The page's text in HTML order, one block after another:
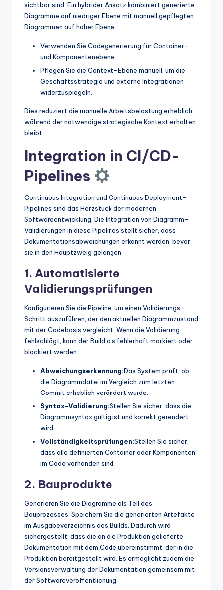
sichtbar sind. Ein hybrider Ansatz kombiniert generierte
Diagramme auf niedriger Ebene mit manuell gepflegten
Diagrammen auf hoher Ebene.
Verwenden Sie Codegenerierung für Container-
und Komponentenebene.
Pflegen Sie die Context-Ebene manuell, um die
Geschäftsstrategie und externe Integrationen
widerzuspiegeln.
Dies reduziert die manuelle Arbeitsbelastung erheblich,
während der notwendige strategische Kontext erhalten
bleibt.
Integration in CI/CD-
Pipelines
Continuous Integration und Continuous Deployment-
Pipelines sind das Herzstück der modernen
Softwareentwicklung. Die Integration von Diagramm-
Validierungen in diese Pipelines stellt sicher, dass
Dokumentationsabweichungen erkannt werden, bevor
sie in den Hauptzweig gelangen.
1. Automatisierte
Validierungsprüfungen
Konfigurieren Sie die Pipeline, um einen Validierungs-
Schritt auszuführen, der den aktuellen Diagrammzustand
mit der Codebasis vergleicht. Wenn die Validierung
fehlschlägt, kann der Build als fehlerhaft markiert oder
blockiert werden.
Abweichungserkennung:Das System prüft, ob
die Diagrammdatei im Vergleich zum letzten
Commit erheblich verändert wurde.
Syntax-Validierung:Stellen Sie sicher, dass die
Diagrammsyntax gültig ist und korrekt gerendert
wird.
Vollständigkeitsprüfungen:Stellen Sie sicher,
dass alle definierten Container oder Komponenten
im Code vorhanden sind.
2. Bauprodukte
Generieren Sie die Diagramme als Teil des
Bauprozesses. Speichern Sie die generierten Artefakte
im Ausgabeverzeichnis des Builds. Dadurch wird
sichergestellt, dass die an die Produktion gelieferte
Dokumentation mit dem Code übereinstimmt, der in die
Produktion bereitgestellt wird. Es ermöglicht zudem die
Versionsverwaltung der Dokumentation gemeinsam mit
der Softwareveröffentlichung.